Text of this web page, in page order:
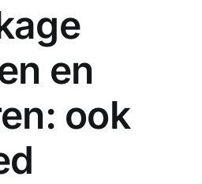
en
ook